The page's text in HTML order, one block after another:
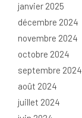
janvier 2025
décembre 2024
novembre 2024
octobre 2024
septembre 2024
août 2024
juillet 2024